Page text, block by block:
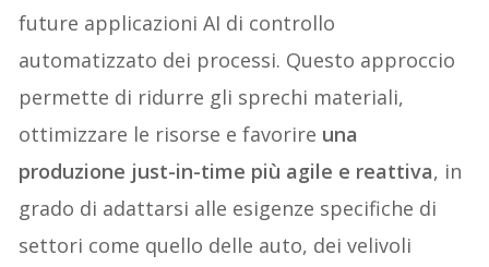
future applicazioni AI di controllo
automatizzato dei processi. Questo approccio
permette di ridurre gli sprechi materiali,
ottimizzare le risorse e favorire una
produzione just-in-time più agile e reattiva, in
grado di adattarsi alle esigenze specifiche di
settori come quello delle auto, dei velivoli